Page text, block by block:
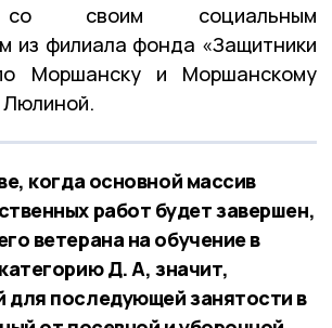
своим социальным
из филиала фонда «Защитники
Моршанску и Моршанскому
Люлиной.
когда основной массив
работ будет завершен,
ветерана на обучение в
Д. А, значит,
для последующей занятости в